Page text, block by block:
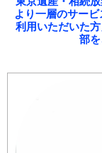
より一層のサー
利用いただいた
部を